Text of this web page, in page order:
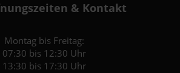
& Kontakt
Montag bis Freitag:
07:30 bis 12:30 Uhr
13:30 bis 17:30 Uhr